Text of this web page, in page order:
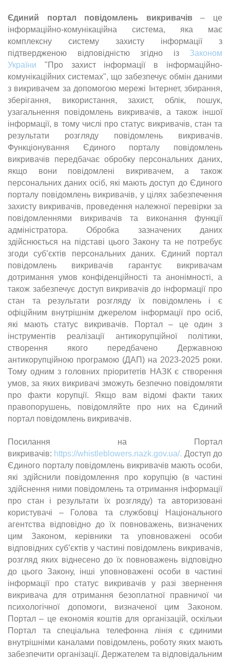
Єдиний портал повідомлень викривачів– це
інформаційно-комунікаційна система, яка має
комплексну систему захисту інформації з
підтвердженою відповідністю згідно із Законом
України "Про захист інформації в інформаційно-
комунікаційних системах", що забезпечує обмін даними
з викривачем за допомогою мережі Інтернет, збирання,
зберігання, використання, захист, облік, пошук,
узагальнення повідомлень викривачів, а також іншої
інформації, в тому числі про статус викривачів, стан та
результати розгляду повідомлень викривачів.
Функціонування Єдиного порталу повідомлень
викривачів передбачає обробку персональних даних,
якщо вони повідомлені викривачем, а також
персональних даних осіб, які мають доступ до Єдиного
порталу повідомлень викривачів, у цілях забезпечення
захисту викривачів, проведення належної перевірки за
повідомленнями викривачів та виконання функції
адміністратора. Обробка зазначених даних
здійснюється на підставі цього Закону та не потребує
згоди суб’єктів персональних даних. Єдиний портал
повідомлень викривачів гарантує викривачам
дотримання умов конфіденційності та анонімності, а
також забезпечує доступ викривачів до інформації про
стан та результати розгляду їх повідомлень і є
офіційним внутрішнім джерелом інформації про осіб,
які мають статус викривачів. Портал – це один з
інструментів реалізації антикорупційної політики,
створення якого передбачено Державною
антикорупційною програмою (ДАП) на 2023-2025 роки.
Тому одним з головних пріоритетів НАЗК є створення
умов, за яких викривачі зможуть безпечно повідомляти
про факти корупції. Якщо вам відомі факти таких
правопорушень, повідомляйте про них на Єдиний
портал повідомлень викривачів.
Посилання на Портал
викривачів: https://whistleblowers.nazk.gov.ua/. Доступ до
Єдиного порталу повідомлень викривачів мають особи,
які здійснили повідомлення про корупцію (в частині
здійснення ними повідомлень та отримання інформації
про стан і результати їх розгляду) та авторизовані
користувачі – Голова та службовці Національного
агентства відповідно до їх повноважень, визначених
цим Законом, керівники та уповноважені особи
відповідних суб’єктів у частині повідомлень викривачів,
розгляд яких віднесено до їх повноважень відповідно
до цього Закону, інші уповноважені особи в частині
інформації про статус викривачів у разі звернення
викривача для отримання безоплатної правничої чи
психологічної допомоги, визначеної цим Законом.
Портал – це економія коштів для організацій, оскільки
Портал та спеціальна телефонна лінія є єдиними
внутрішніми каналами повідомлень, роботу яких мають
забезпечити організації. Держателем та відповідальним